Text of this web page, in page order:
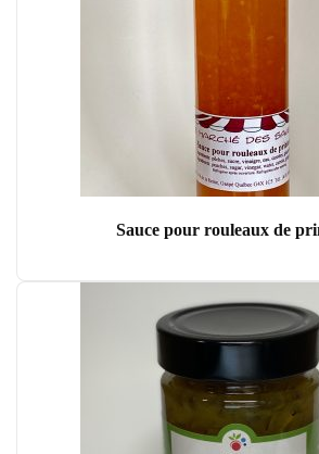
Sauce pour rouleaux de